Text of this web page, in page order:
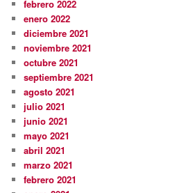
febrero 2022
enero 2022
diciembre 2021
noviembre 2021
octubre 2021
septiembre 2021
agosto 2021
julio 2021
junio 2021
mayo 2021
abril 2021
marzo 2021
febrero 2021